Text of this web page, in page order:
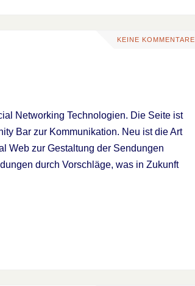
KEINE KOMMENTARE
Networking Technologien. Die Seite ist
Bar zur Kommunikation. Neu ist die Art
Web zur Gestaltung der Sendungen
durch Vorschläge, was in Zukunft